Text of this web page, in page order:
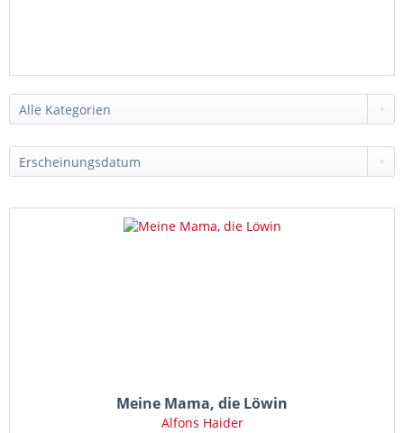
Meine Mama, die Löwin
Alfons Haider